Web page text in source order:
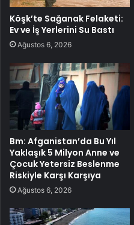
Köşk’te Sağanak Felaketi:
Ev ve İş Yerlerini Su Bastı
Ağustos 6, 2026
Bm: Afganistan’da Bu Yıl
Yaklaşık 5 Milyon Anne ve
Çocuk Yetersiz Beslenme
Riskiyle Karşı Karşıya
Ağustos 6, 2026